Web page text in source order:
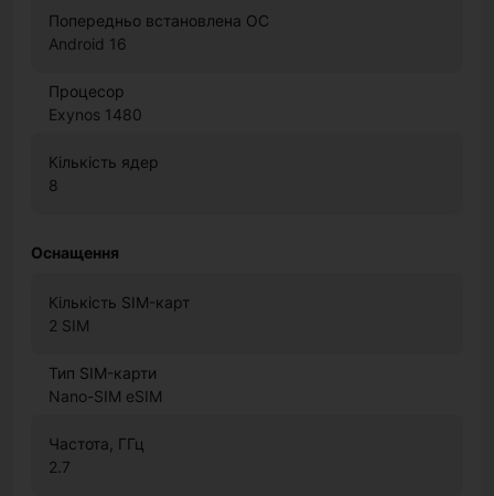
Попередньо встановлена ОС
Android 16
Процесор
Exynos 1480
Кількість ядер
8
Оснащення
Кількість SIM-карт
2 SIM
Тип SIM-карти
Nano-SIM eSIM
Частота, ГГц
2.7